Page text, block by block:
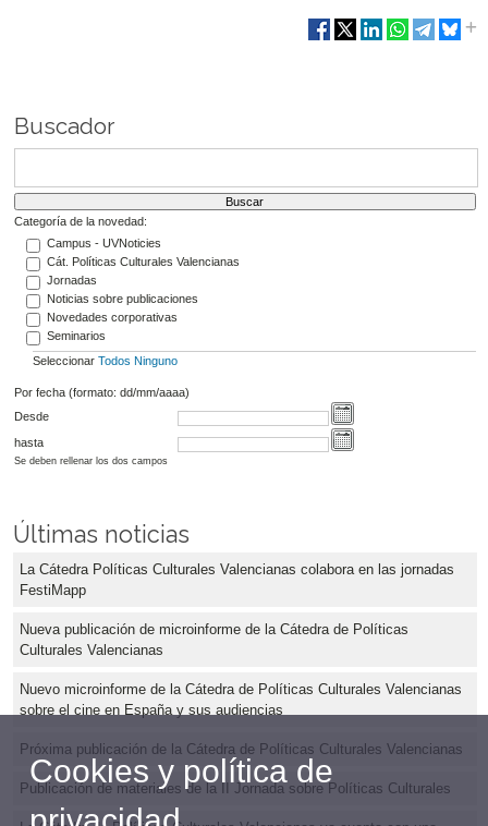
Buscador
Categoría de la novedad:
Campus - UVNoticies
Cát. Políticas Culturales Valencianas
Jornadas
Noticias sobre publicaciones
Novedades corporativas
Seminarios
Seleccionar Todos Ninguno
Por fecha (formato: dd/mm/aaaa)
Desde
hasta
Se deben rellenar los dos campos
Últimas noticias
La Cátedra Políticas Culturales Valencianas colabora en las jornadas
FestiMapp
Nueva publicación de microinforme de la Cátedra de Políticas
Culturales Valencianas
Nuevo microinforme de la Cátedra de Políticas Culturales Valencianas
sobre el cine en España y sus audiencias
Próxima publicación de la Cátedra de Políticas Culturales Valencianas
Publicación de materiales de la II Jornada sobre Políticas Culturales
Cookies y política de